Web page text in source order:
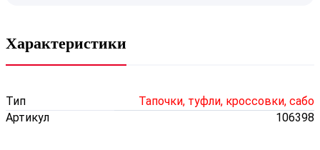
Характеристики
Тип
Тапочки, туфли, кроссовки, сабо
Артикул
106398